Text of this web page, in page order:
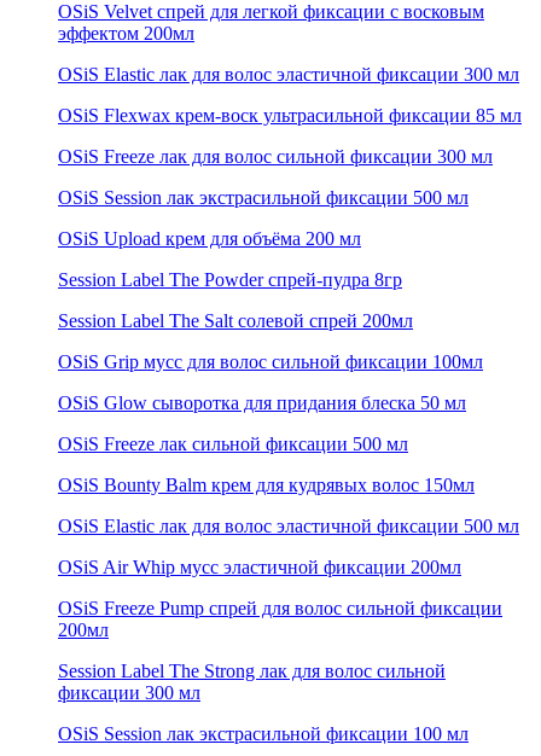
OSiS Velvet спрей для легкой фиксации с восковым
эффектом 200мл
OSiS Elastic лак для волос эластичной фиксации 300 мл
OSiS Flexwax крем-воск ультрасильной фиксации 85 мл
OSiS Freeze лак для волос сильной фиксации 300 мл
OSiS Session лак экстрасильной фиксации 500 мл
OSiS Upload крем для объёма 200 мл
Session Label The Powder спрей-пудра 8гр
Session Label The Salt солевой спрей 200мл
OSiS Grip мусс для волос сильной фиксации 100мл
OSiS Glow сыворотка для придания блеска 50 мл
OSiS Freeze лак сильной фиксации 500 мл
OSiS Bounty Balm крем для кудрявых волос 150мл
OSiS Elastic лак для волос эластичной фиксации 500 мл
OSiS Air Whip мусс эластичной фиксации 200мл
OSiS Freeze Pump спрей для волос сильной фиксации
200мл
Session Label The Strong лак для волос сильной
фиксации 300 мл
OSiS Session лак экстрасильной фиксации 100 мл